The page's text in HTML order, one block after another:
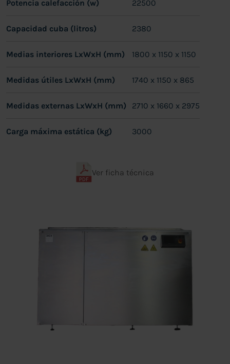
Potencia calefacción (w) 22500
Capacidad cuba (litros) 2380
Medias interiores LxWxH (mm) 1800 x 1150 x 1150
Medidas útiles LxWxH (mm) 1740 x 1150 x 865
Medidas externas LxWxH (mm) 2710 x 1660 x 2975
Carga máxima estática (kg) 3000
Ver ficha técnica